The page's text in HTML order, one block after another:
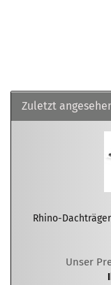
Zuletzt
Rhino-
Unser